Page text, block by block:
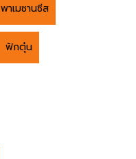
พาเมซานซีส
ฟักตุ๋น